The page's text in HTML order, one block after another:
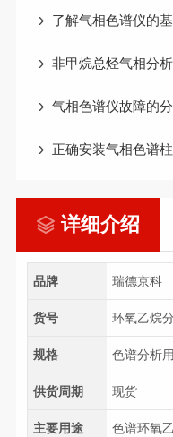
了解气相色谱仪的
非甲烷总烃气相分
气相色谱仪故障的
正确安装气相色谱柱
详细介绍
品牌 瑞德京科
货号 环氧乙烷
规格 色谱分析用
供货周期 现货
主要用途 色谱环氧